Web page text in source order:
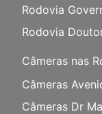
Rodovia
Rodovia
Câmeras nas
Câmeras
Câmeras Dr